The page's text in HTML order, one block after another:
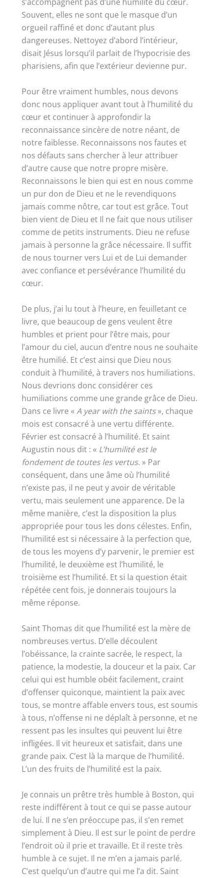
Souvent, elles ne sont que le masque d’un
orgueil raffiné et donc d’autant plus
dangereuses. Nettoyez d’abord l’intérieur,
disait Jésus lorsqu’il parlait de l’hypocrisie des
pharisiens, afin que l’extérieur devienne pur.
Pour être vraiment humbles, nous devons
donc nous appliquer avant tout à l’humilité du
cœur et continuer à approfondir la
reconnaissance sincère de notre néant, de
notre faiblesse. Reconnaissons nos fautes et
nos défauts sans chercher à leur attribuer
d’autre cause que notre propre misère.
Reconnaissons le bien qui est en nous comme
un pur don de Dieu et ne le revendiquons
jamais comme nôtre, car tout est grâce. Tout
bien vient de Dieu et Il ne fait que nous utiliser
comme de petits instruments. Dieu ne refuse
jamais à personne la grâce nécessaire. Il suffit
de nous tourner vers Lui et de Lui demander
avec confiance et persévérance l’humilité du
cœur.
De plus, j’ai lu tout à l’heure, en feuilletant ce
livre, que beaucoup de gens veulent être
humbles et prient pour l’être mais, pour
l’amour du ciel, aucun d’entre nous ne souhaite
être humilié. Et c’est ainsi que Dieu nous
conduit à l’humilité, à travers nos humiliations.
Nous devrions donc considérer ces
humiliations comme une grande grâce de Dieu.
Dans ce livre « A year with the saints», chaque
mois est consacré à une vertu différente.
Février est consacré à l’humilité. Et saint
Augustin nous dit : « L’humilité est le
fondement de toutes les vertus. » Par
conséquent, dans une âme où l’humilité
n’existe pas, il ne peut y avoir de véritable
vertu, mais seulement une apparence. De la
même manière, c’est la disposition la plus
appropriée pour tous les dons célestes. Enfin,
l’humilité est si nécessaire à la perfection que,
de tous les moyens d’y parvenir, le premier est
l’humilité, le deuxième est l’humilité, le
troisième est l’humilité. Et si la question était
répétée cent fois, je donnerais toujours la
même réponse.
Saint Thomas dit que l’humilité est la mère de
nombreuses vertus. D’elle découlent
l’obéissance, la crainte sacrée, le respect, la
patience, la modestie, la douceur et la paix. Car
celui qui est humble obéit facilement, craint
d’offenser quiconque, maintient la paix avec
tous, se montre affable envers tous, est soumis
à tous, n’offense ni ne déplaît à personne, et ne
ressent pas les insultes qui peuvent lui être
infligées. Il vit heureux et satisfait, dans une
grande paix. C’est là la marque de l’humilité.
L’un des fruits de l’humilité est la paix.
Je connais un prêtre très humble à Boston, qui
reste indifférent à tout ce qui se passe autour
de lui. Il ne s’en préoccupe pas, il s’en remet
simplement à Dieu. Il est sur le point de perdre
l’endroit où il prie et travaille. Et il reste très
humble à ce sujet. Il ne m’en a jamais parlé.
C’est quelqu’un d’autre qui me l’a dit. Saint